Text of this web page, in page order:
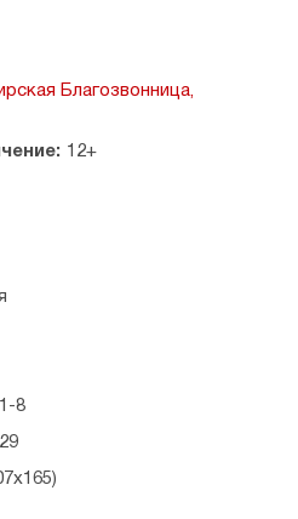
Благозвонница,
12+
8